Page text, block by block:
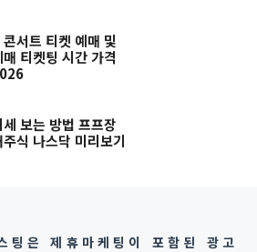
서트 티켓 예매 및
티켓팅 시간 가격
보는 방법 프프장
식 나스닥 미리보기
팅은 제휴마케팅이 포함된 광고